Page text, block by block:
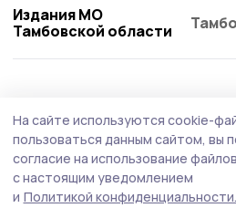
Издания МО
Тамбовской области
Медики провели
диспансеризацию на
сахарном заводе
На сайте используются cookie-
пользоваться данным сайтом, вы
согласие на использование
с настоящим уведомлением
и Политикой конфиденциальности.